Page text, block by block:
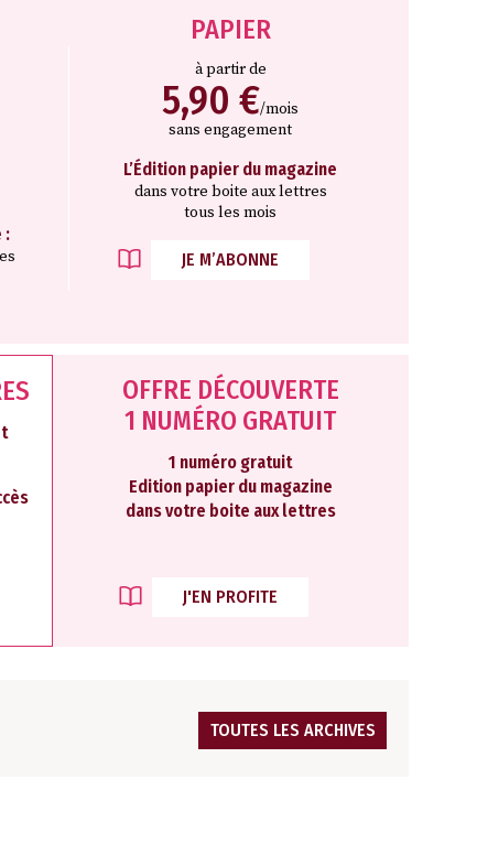
:
PAPIER
à partir de
5,90 €/mois
sans engagement
L’Édition papier du magazine
dans votre boite aux lettres
tous les mois
JE M’ABONNE
OFFRE DÉCOUVERTE
1 NUMÉRO GRATUIT
1 numéro gratuit
Edition papier du magazine
dans votre boite aux lettres
J'EN PROFITE
TOUTES LES ARCHIVES